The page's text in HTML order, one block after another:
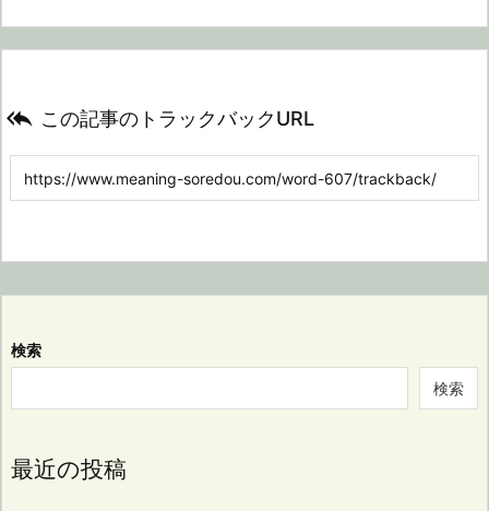
 この記事のトラックバックURL
検索
検索
最近の投稿